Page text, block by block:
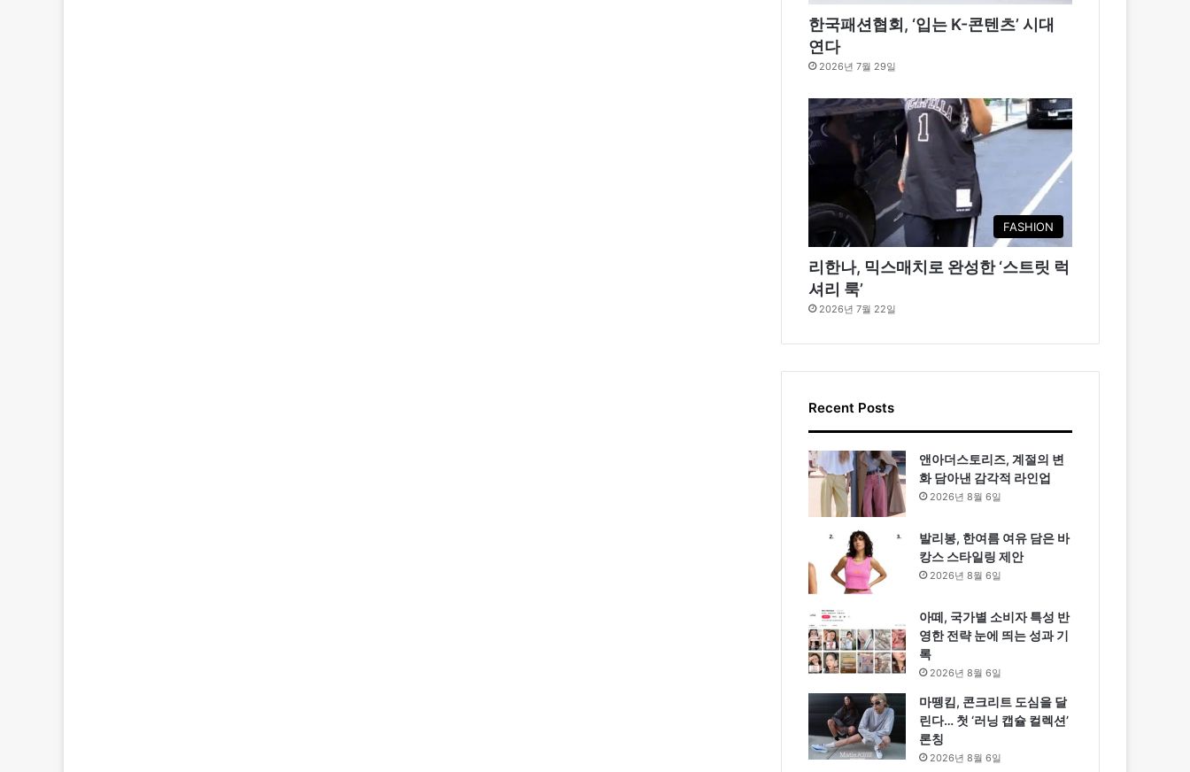
한국패션협회, ‘입는 K-콘텐츠’ 시대
연다
2026년 7월 29일
FASHION
리한나, 믹스매치로 완성한 ‘스트릿 럭
셔리 룩’
2026년 7월 22일
Recent Posts
앤아더스토리즈, 계절의 변
화 담아낸 감각적 라인업
2026년 8월 6일
발리봉, 한여름 여유 담은 바
캉스 스타일링 제안
2026년 8월 6일
아떼, 국가별 소비자 특성 반
영한 전략 눈에 띄는 성과 기
록
2026년 8월 6일
마뗑킴, 콘크리트 도심을 달
린다… 첫 ‘러닝 캡슐 컬렉션’
론칭
2026년 8월 6일